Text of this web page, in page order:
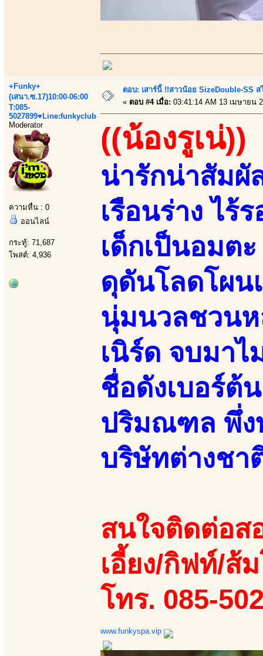
+Funky+
(เสนา.ซ.17)10:00-06:00
T:085-
5027899♥Line:funkyclub
Moderator
ความหื่น : 0
ออนไลน์
กระทู้: 71,687
โพสต์: 4,936
ตอบ: เสาร์นี้ !!สาวน้อย SizeDouble-SS
« ตอบ #4 เมื่อ: 03:41:14 AM 13 เมษายน
((น้องรูเน่))
น่ารักน่าสัมผั
เรือนร่าง ไร้
เด็กเป็นอมต
ดุดันโลดโผน
นุ่มนวลชวนห
เนิร์ด จบมา
ชื่อดังเบอร์ต้
ปริมณฑล พึ่ง
บริษัทต่างชา
สนใจติดต่อส
เอี้ยง/กิฟท์/ส้
โทร. 085-
www.funkyspa.vip